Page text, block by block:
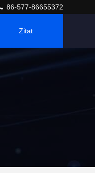
86-577-86655372
Zitat